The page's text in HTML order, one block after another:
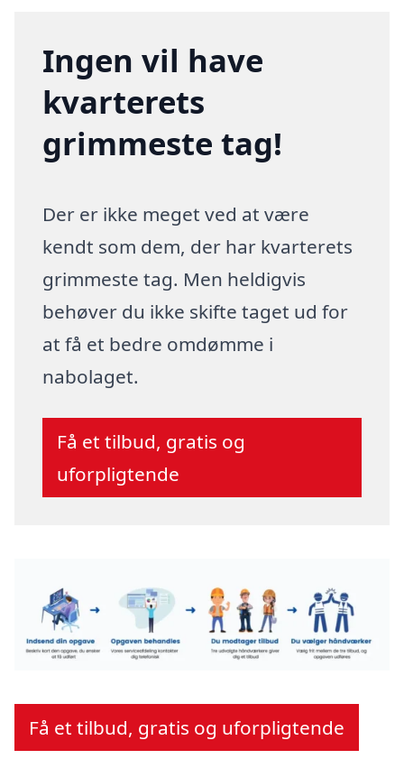
Ingen vil have
kvarterets
grimmeste tag!
Der er ikke meget ved at være
kendt som dem, der har kvarterets
grimmeste tag. Men heldigvis
behøver du ikke skifte taget ud for
at få et bedre omdømme i
nabolaget.
Få et tilbud, gratis og
uforpligtende
Få et tilbud, gratis og uforpligtende